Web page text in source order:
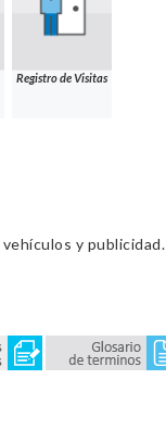
Registro de Visitas
y publicidad.